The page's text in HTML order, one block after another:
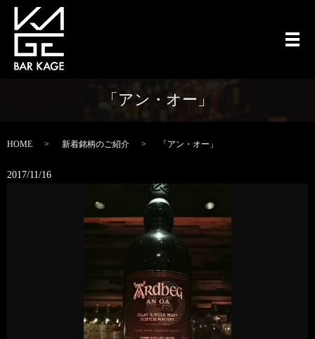
メ
「アン・オー」
HOME 新着銘柄のご紹介 「アン・オー」
2017/11/16